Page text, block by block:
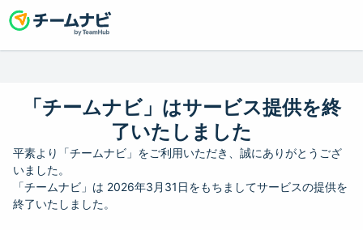
「チームナビ」はサービス提供を終
了いたしました
平素より「チームナビ」をご利用いただき、誠にありがとうござ
いました。
「チームナビ」は 2026年3月31日をもちましてサービスの提供を
終了いたしました。